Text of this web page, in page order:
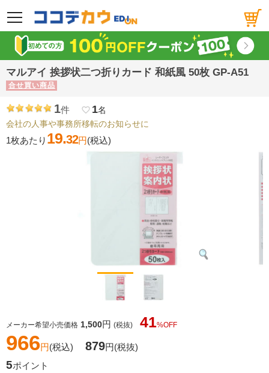
メニュー
マルアイ 挨拶状二つ折りカード 和紙風 50枚 GP-A51
合せ買い商品
1件 favorite_border 1名
会社の人事や事務所移転のお知らせに
1枚あたり 19.32円(税込)
メーカー希望小売価格 1,500円 (税抜) 41%OFF
966円(税込) 879円(税抜)
5ポイント